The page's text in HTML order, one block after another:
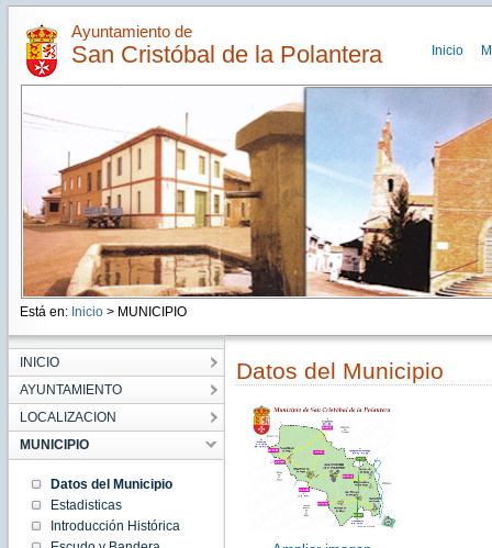
Ayuntamiento de
San Cristóbal de la Polantera Inicio
Está en: Inicio > MUNICIPIO
INICIO
AYUNTAMIENTO
LOCALIZACION
MUNICIPIO
Datos del Municipio
Estadisticas
Introducción Histórica
Datos del Municipio